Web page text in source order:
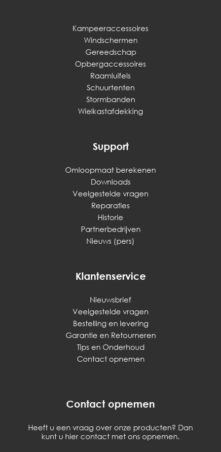
Kampeeraccessoires
Windschermen
Gereedschap
Opbergaccessoires
Raamluifels
Schuurtenten
Stormbanden
Wielkastafdekking
Support
Omloopmaat berekenen
Downloads
Veelgestelde vragen
Reparaties
Historie
Partnerbedrijven
Nieuws (pers)
Klantenservice
Nieuwsbrief
Veelgestelde vragen
Bestelling en levering
Garantie en Retourneren
Tips en Onderhoud
Contact opnemen
Contact opnemen
Heeft u een vraag over onze producten? Dan
kunt u hier contact met ons opnemen.